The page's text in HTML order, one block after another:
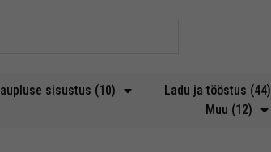
sisustus (10) Ladu ja tööstus (44)
Muu (12)